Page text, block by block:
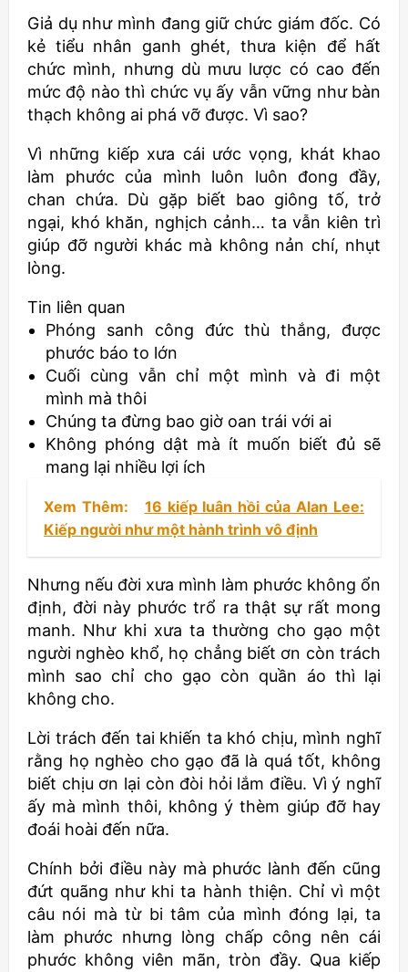
Giả dụ như mình đang giữ chức giám đốc. Có
kẻ tiểu nhân ganh ghét, thưa kiện để hất
chức mình, nhưng dù mưu lược có cao đến
mức độ nào thì chức vụ ấy vẫn vững như bàn
thạch không ai phá vỡ được. Vì sao?
Vì những kiếp xưa cái ước vọng, khát khao
làm phước của mình luôn luôn đong đầy,
chan chứa. Dù gặp biết bao giông tố, trở
ngại, khó khăn, nghịch cảnh… ta vẫn kiên trì
giúp đỡ người khác mà không nản chí, nhụt
lòng.
Tin liên quan
Phóng sanh công đức thù thắng, được
phước báo to lớn
Cuối cùng vẫn chỉ một mình và đi một
mình mà thôi
Chúng ta đừng bao giờ oan trái với ai
Không phóng dật mà ít muốn biết đủ sẽ
mang lại nhiều lợi ích
Xem Thêm:
16 kiếp luân hồi của Alan Lee:
Kiếp người như một hành trình vô định
Nhưng nếu đời xưa mình làm phước không ổn
định, đời này phước trổ ra thật sự rất mong
manh. Như khi xưa ta thường cho gạo một
người nghèo khổ, họ chẳng biết ơn còn trách
mình sao chỉ cho gạo còn quần áo thì lại
không cho.
Lời trách đến tai khiến ta khó chịu, mình nghĩ
rằng họ nghèo cho gạo đã là quá tốt, không
biết chịu ơn lại còn đòi hỏi lắm điều. Vì ý nghĩ
ấy mà mình thôi, không ý thèm giúp đỡ hay
đoái hoài đến nữa.
Chính bởi điều này mà phước lành đến cũng
đứt quãng như khi ta hành thiện. Chỉ vì một
câu nói mà từ bi tâm của mình đóng lại, ta
làm phước nhưng lòng chấp công nên cái
phước không viên mãn, tròn đầy. Qua kiếp